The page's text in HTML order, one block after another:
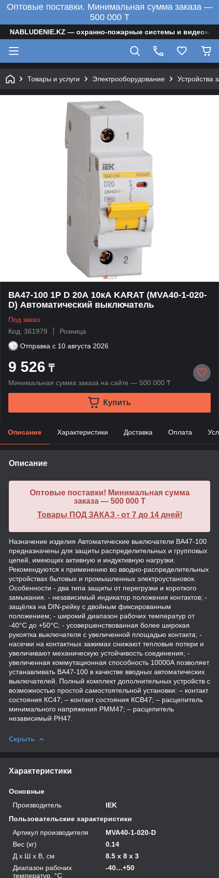
Оптовые поставки. Минимальная сумма заказа —
500 000 T
NABLUDENIE.KZ — охранно-пожарные системы и
Товары и услуги Электрооборудование Устройства
ВА47-100 1P D 20А 10кА KARAT (MVA40-1-020-
D) Автоматический выключатель
Под заказ
Код: 361979
Розница
Отправка с 10 августа 2026
9 526 ₸
Минимальная сумма заказа на сайте — 500 000 ₸
Купить
Описание Характеристики Доставка Оплата
Описание
Оптовые поставки! Минимальная сумма
заказа — 500 000 T
Товары ПОД ЗАКАЗ - от 7 до 14 дней!
Назначение изделия Автоматические выключатели ВА47-100
предназначены для защиты распределительных и групповых
цепей, имеющих активную и индуктивную нагрузки.
Рекомендуются к применению во вводно-распределительных
устройствах бытовых и промышленных электроустановок.
Особенности - два типа защиты от перегрузки и короткого
замыкания. - независимый индикатор положения контактов; -
защёлка на DIN-рейку с двойным фиксированным
положением; - широкий диапазон рабочих температур от
-40°С до +50°С; - усовершенствованная более широкая
рукоятка выключателя с увеличенной площадью контакта; -
насечки на контактных зажимах снижают тепловые потери и
увеличивают механическую устойчивость соединения; -
увеличенная коммутационная способность 10000А позволяет
устанавливать ВА47-100 в качестве вводных автоматических
выключателей. Полный комплект дополнительных устройств с
возможностью простой самостоятельной установки: – контакт
состояния КС47; – контакт состояния КСВ47; – расцепитель
минимального напряжения РММ47; – расцепитель
независимый РН47.
Скрыть
Характеристики
Основные
Производитель
IEK
Пользовательские характеристики
Артикул производителя
MVA40-1-020-D
Вес (кг)
0.14
Д х Ш х В, см
8.5 x 8 x 3
Диапазон рабочих
температур, °С
-40…+50